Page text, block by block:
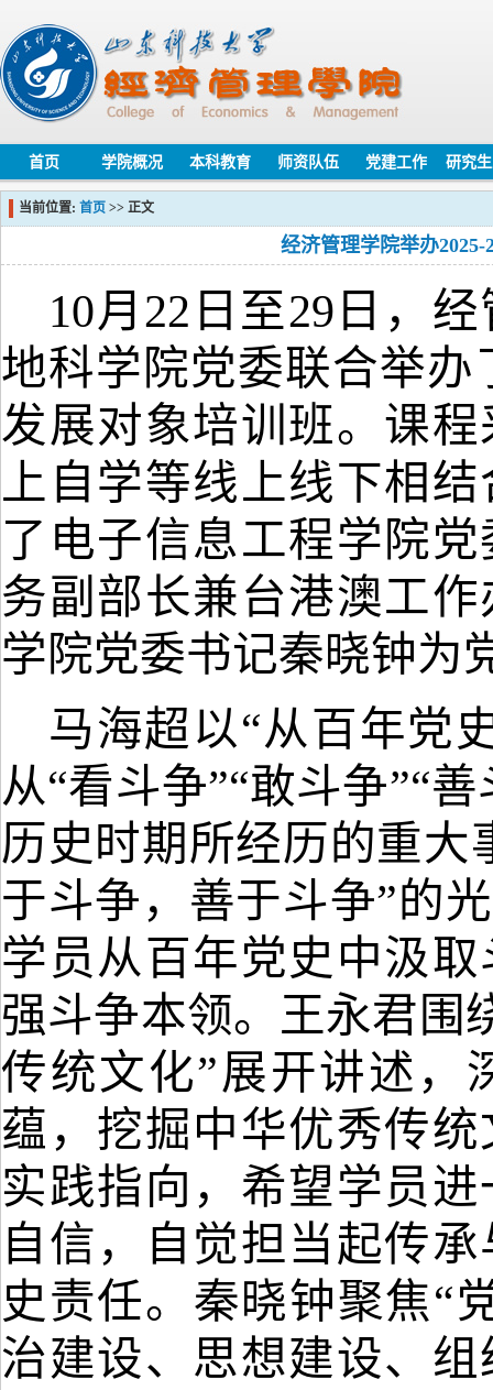
首页 学院概况 本科教育 师资队伍 党建工作 研究
当前位置: 首页 >> 正文
经济管理学院举办
10月22日至29日，
地科学院党委联合举办
发展对象培训班。课
上自学等线上线下相
了 电子信息工程学院
务副部长兼台港澳工
学院党委书记秦晓钟为
马海超以“从百年党
从“看斗争”“敢斗争”“
历史时期所经历的重大
于斗争，善于斗争”的
学员从百年党史中汲
强斗争本领。 王永君围
传统文化”展开讲述 ，
蕴，挖掘中华优秀传
实践指向 ， 希望学员
自信，自觉担当起传
史责任。秦晓钟聚焦“
治建设、思想建设、